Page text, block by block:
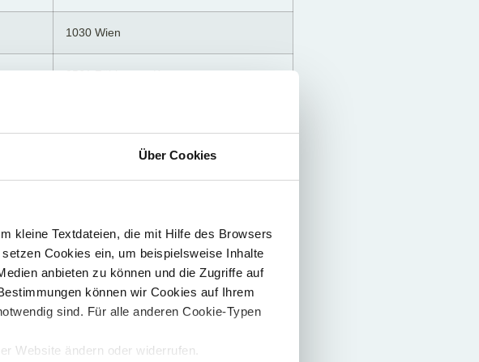
Über Cookies
kleine Textdateien, die mit Hilfe des Browsers
Cookies ein, um beispielsweise Inhalte
anbieten zu können und die Zugriffe auf
können wir Cookies auf Ihrem
sind. Für alle anderen Cookie-Typen
Website ändern oder widerrufen.
1030 Wien
3561 Zöbing am Kamp
1100 Wien
3500 Krems